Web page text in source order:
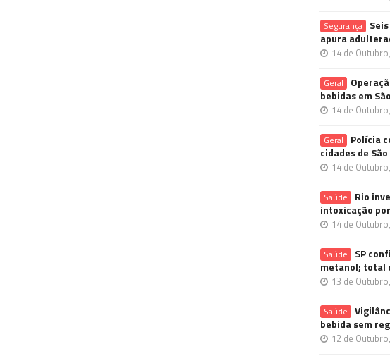
Segurança
apura
14 de
Geral
bebidas em
14 de
Geral
Polícia
cidades de
14 de
Saúde
Rio
intoxicação
14 de
Saúde
SP
metanol; total
13 de
Saúde
bebida sem
12 de